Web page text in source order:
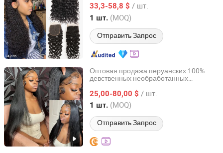
Фронтальная Прическа
33,3-58,8 $ / шт.
1 шт. (MOQ)
Отправить Запрос
Henan, China с 2024
Оптовая продажа перуанских 100%
девственных необработанных
кружевные парики, поставщик Remy,
натуральный, предварительно
выщипанный HD кружевной
фронтальный парик
25,00-80,00 $ / шт.
1 шт. (MOQ)
Отправить Запрос
Guangzhou Beimeijia Trading Co., Ltd.
Guangdong, China с 2023